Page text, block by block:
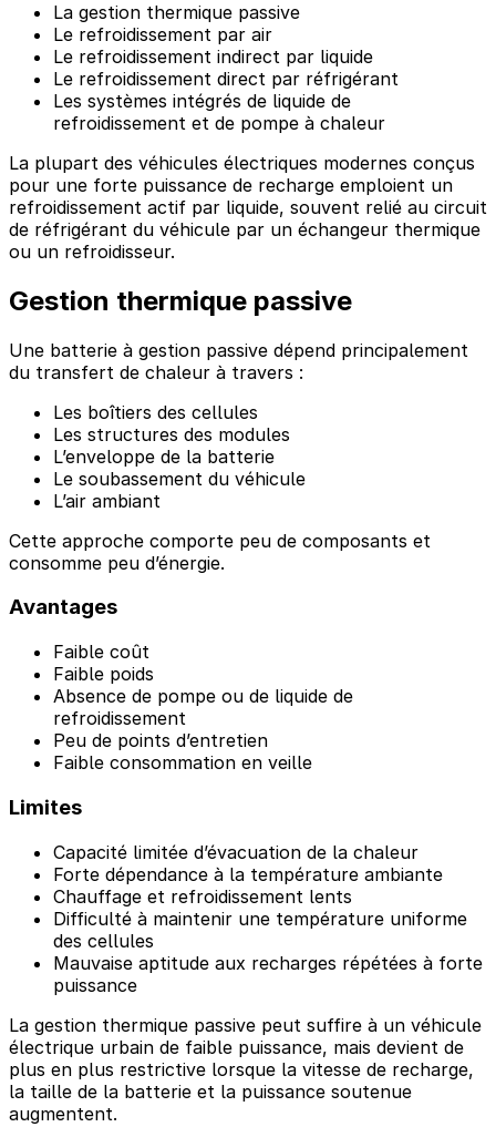
La gestion thermique passive
Le refroidissement par air
Le refroidissement indirect par liquide
Le refroidissement direct par réfrigérant
Les systèmes intégrés de liquide de
refroidissement et de pompe à chaleur
La plupart des véhicules électriques modernes conçus
pour une forte puissance de recharge emploient un
refroidissement actif par liquide, souvent relié au circuit
de réfrigérant du véhicule par un échangeur thermique
ou un refroidisseur.
Gestion thermique passive
Une batterie à gestion passive dépend principalement
du transfert de chaleur à travers :
Les boîtiers des cellules
Les structures des modules
L’enveloppe de la batterie
Le soubassement du véhicule
L’air ambiant
Cette approche comporte peu de composants et
consomme peu d’énergie.
Avantages
Faible coût
Faible poids
Absence de pompe ou de liquide de
refroidissement
Peu de points d’entretien
Faible consommation en veille
Limites
Capacité limitée d’évacuation de la chaleur
Forte dépendance à la température ambiante
Chauffage et refroidissement lents
Difficulté à maintenir une température uniforme
des cellules
Mauvaise aptitude aux recharges répétées à forte
puissance
La gestion thermique passive peut suffire à un véhicule
électrique urbain de faible puissance, mais devient de
plus en plus restrictive lorsque la vitesse de recharge,
la taille de la batterie et la puissance soutenue
augmentent.